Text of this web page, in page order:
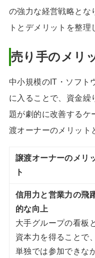
の強力な経営戦略とな
トとデメリットを整理
売り手のメリ
中小規模のIT・ソフト
に入ることで、資金繰
題が劇的に改善するケ
渡オーナーのメリット
譲渡オーナーのメリ
ト
信用力と営業力の飛
的な向上
大手グループの看板
資本力を得ることで、
単独では参加できな